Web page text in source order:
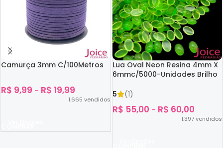
Camurça 3mm C/100Metros
R$ 9,99 – R$ 19,99
1.665 vendidos
Lua Oval Neon Resina 4mm X
6mmc/5000-Unidades Brilho
5
(1)
R$ 55,00 – R$ 60,00
1.397vendidos